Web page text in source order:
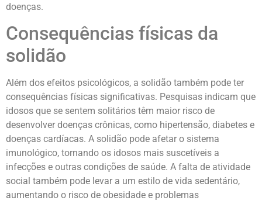
doenças.
Consequências físicas da
solidão
Além dos efeitos psicológicos, a solidão também pode ter
consequências físicas significativas. Pesquisas indicam que
idosos que se sentem solitários têm maior risco de
desenvolver doenças crônicas, como hipertensão, diabetes e
doenças cardíacas. A solidão pode afetar o sistema
imunológico, tornando os idosos mais suscetíveis a
infecções e outras condições de saúde. A falta de atividade
social também pode levar a um estilo de vida sedentário,
aumentando o risco de obesidade e problemas